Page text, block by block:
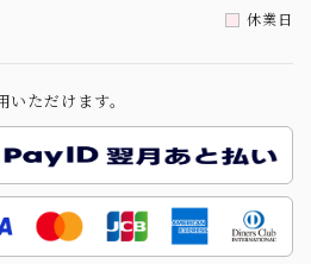
休業日
ただけます。